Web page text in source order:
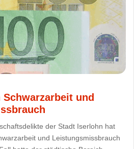
und
der Stadt Iserlohn hat
und Leistungsmissbrauch